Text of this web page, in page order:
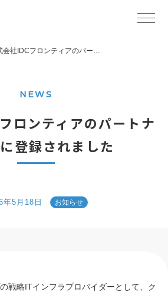
会社IDCフロンティアのパー…
NEWS
ロンティアのパートナ
登録されました
年5月18日 お知らせ
戦略ITインフラプロバイダーとして、ク